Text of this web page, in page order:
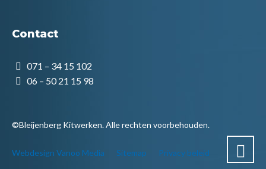
Contact
071 – 34 15 102
06 – 50 21 15 98
©Bleijenberg Kitwerken. Alle rechten voorbehouden.
Webdesign Vanoo Media Sitemap
Privacy beleid